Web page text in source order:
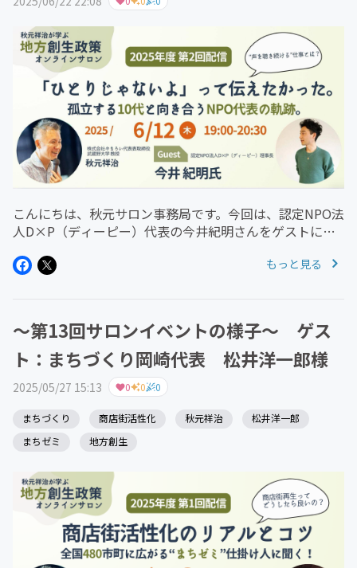
こんにちは、秋元サロン事務局です。今回は、認定NPO法
人D×P（ディーピー）代表の今井紀明さんをゲストに迎
若者が直面する――「貧困」「食料不安」「社会的孤立」そし
もっと見る
〜第13回サロンイベントの様子〜 ゲス
ト：まちづくり岡崎代表 松井洋一郎様
2025/05/27 15:13 0 0 0
まちづくり 商店街活性化 秋元祥治
松井洋一郎
まちゼミ
地方創生